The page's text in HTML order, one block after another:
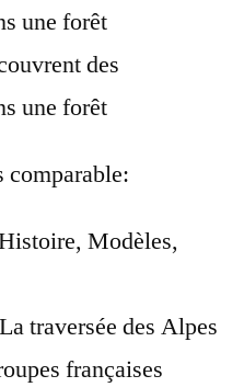
une forêt
des
une forêt
comparable:
Modèles,
traversée des Alpes
françaises